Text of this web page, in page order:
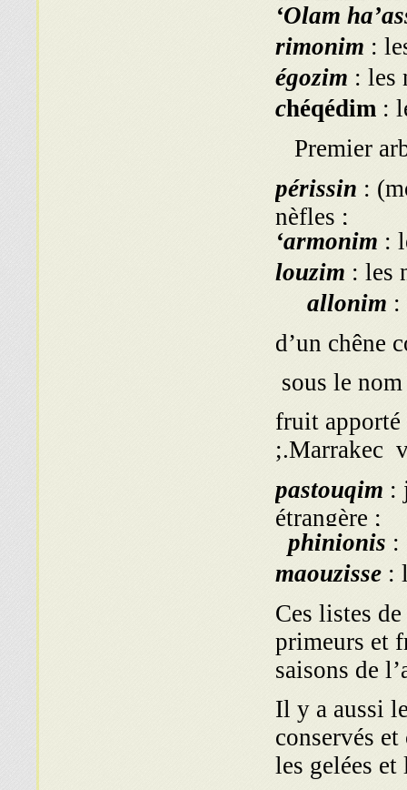
‘Olam
rimonim :
égozim : les
chéqédim :
Premier
périssin :
nèfles ;
‘armonim :
louzim : les
:
sous le
fruit apporté
Marrakec
pastouqim :
étrangère ;
phinionis :
maouzisse :
Ces listes
primeurs et
saisons de
Il y a aussi
conservés
les gelées